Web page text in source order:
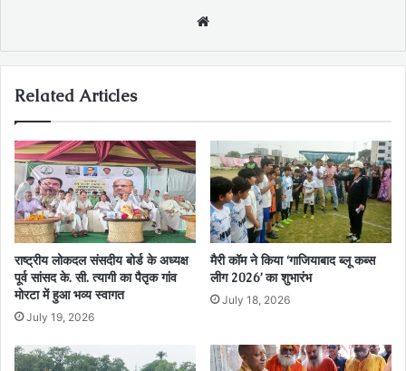
Related Articles
राष्ट्रीय लोकदल संसदीय बोर्ड के अध्यक्ष
पूर्व सांसद के. सी. त्यागी का पैतृक गांव
मोरटा में हुआ भव्य स्वागत
July 19, 2026
मैरी कॉम ने किया ‘गाजियाबाद ब्लू कब्स
लीग 2026’ का शुभारंभ
July 18, 2026